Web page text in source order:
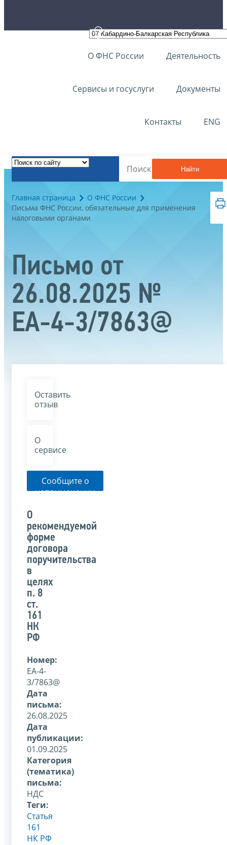
О ФНС России Деятельность
Сервисы и госуслуги Документы
Контакты ENG
Найти
Главная страница
О ФНС России
Письма ФНС России, обязательные для применения
налоговыми органами
Письмо от
26.08.2025 №
ЕА-4-3/7863@
Оставить
отзыв
О
сервисе
Сообщите о
неприменении
указанного
письма
О
рекомендуемой
форме
договора
поручительства
в
целях
п. 8
ст.
161
НК
РФ
Номер:
ЕА-4-
3/7863@
Дата
письма:
26.08.2025
Дата
публикации:
01.09.2025
Категория
(тематика)
письма:
НДС
Теги:
Статья
161
НК РФ